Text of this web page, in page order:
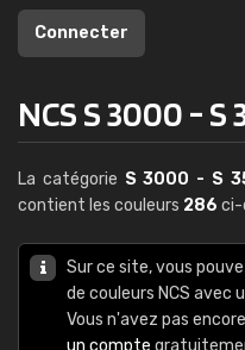
Connecter
NCS S 3000 - S
La catégorie S 3000 - S
contient les couleurs 286 ci-
Sur ce site, vous
de couleurs NCS avec
Vous n'avez pas
un compte